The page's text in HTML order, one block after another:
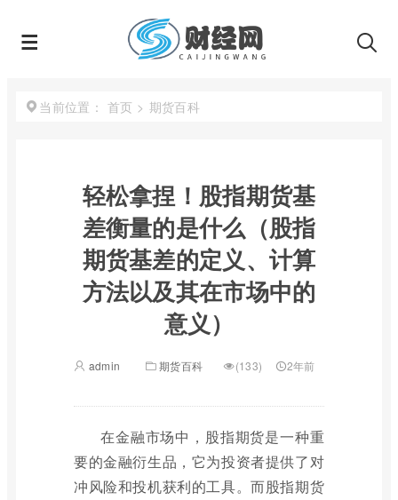
当前位置： 首页 > 期货百科
轻松拿捏！股指期货基
差衡量的是什么（股指
期货基差的定义、计算
方法以及其在市场中的
意义）
admin 期货百科 (133) 2年前
在金融市场中，股指期货是一种重
要的金融衍生品，它为投资者提供了对
冲风险和投机获利的工具。而股指期货